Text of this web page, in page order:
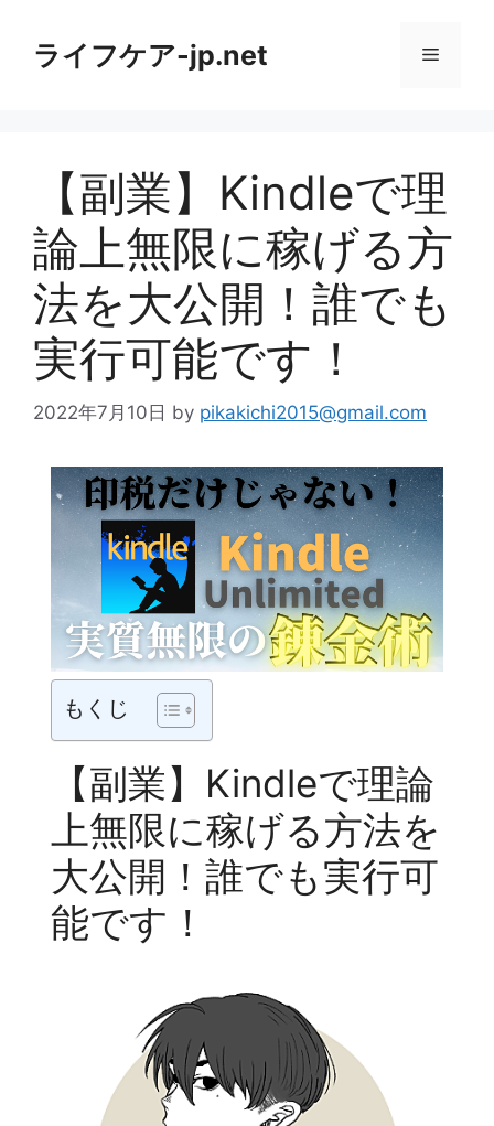
ライフケア-jp.net メ
ュ
ー
【副業】Kindleで理
論上無限に稼げる方
法を大公開！誰でも
実行可能です！
2022年7月10日 by pikakichi2015@gmail.com
もくじ
【副業】Kindleで理論
上無限に稼げる方法を
大公開！誰でも実行可
能です！